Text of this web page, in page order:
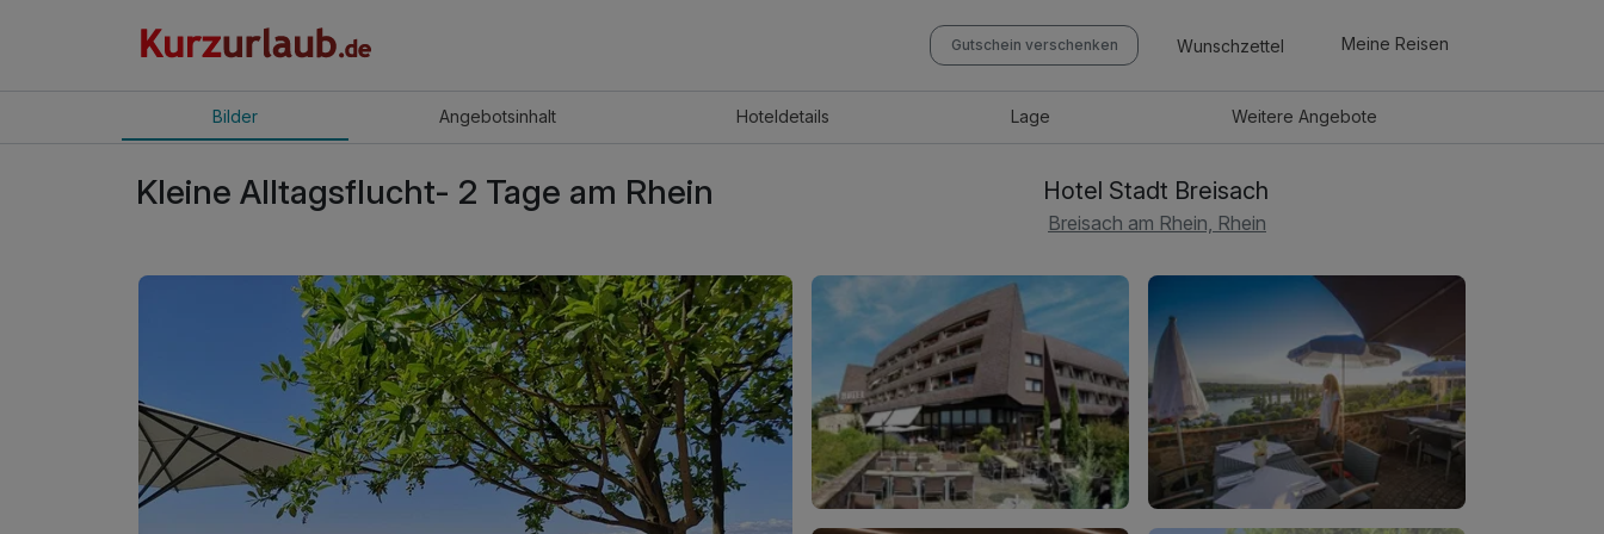
Gutschein verschenken Wunschzettel Meine Reisen
Bilder Angebotsinhalt Hoteldetails Lage WeitereAngebote
Kleine Alltagsflucht- 2 Tage am Rhein Hotel Stadt Breisach
Breisach am Rhein, Rhein